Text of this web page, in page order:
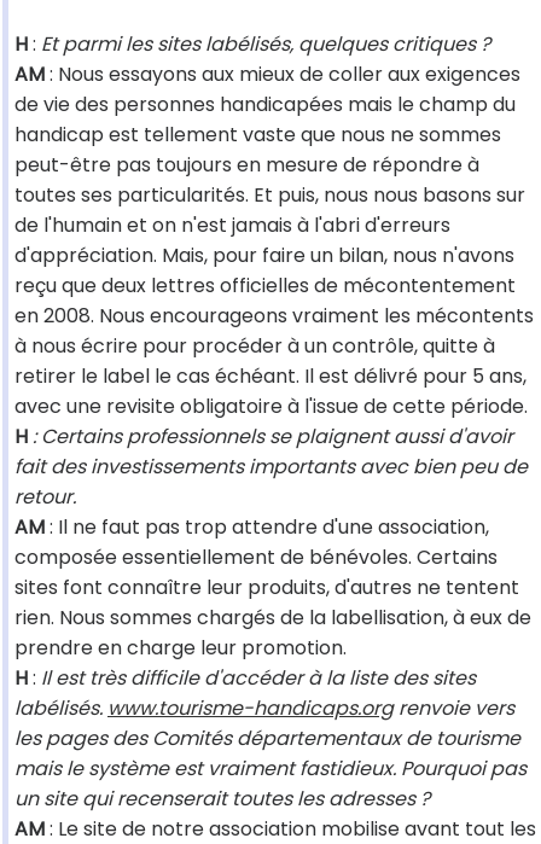
H: Et parmi les sites labélisés, quelques critiques ?
AM: Nous essayons aux mieux de coller aux exigences
de vie des personnes handicapées mais le champ du
handicap est tellement vaste que nous ne sommes
peut-être pas toujours en mesure de répondre à
toutes ses particularités. Et puis, nous nous basons sur
de l'humain et on n'est jamais à l'abri d'erreurs
d'appréciation. Mais, pour faire un bilan, nous n'avons
reçu que deux lettres officielles de mécontentement
en 2008. Nous encourageons vraiment les mécontents
à nous écrire pour procéder à un contrôle, quitte à
retirer le label le cas échéant. Il est délivré pour 5 ans,
avec une revisite obligatoire à l'issue de cette période.
H : Certains professionnels se plaignent aussi d'avoir
fait des investissements importants avec bien peu de
retour.
AM: Il ne faut pas trop attendre d'une association,
composée essentiellement de bénévoles. Certains
sites font connaître leur produits, d'autres ne tentent
rien. Nous sommes chargés de la labellisation, à eux de
prendre en charge leur promotion.
H: Il est très difficile d'accéder à la liste des sites
labélisés. www.tourisme-handicaps.orgrenvoie vers
les pages des Comités départementaux de tourisme
mais le système est vraiment fastidieux. Pourquoi pas
un site qui recenserait toutes les adresses ?
AM: Le site de notre association mobilise avant tout les